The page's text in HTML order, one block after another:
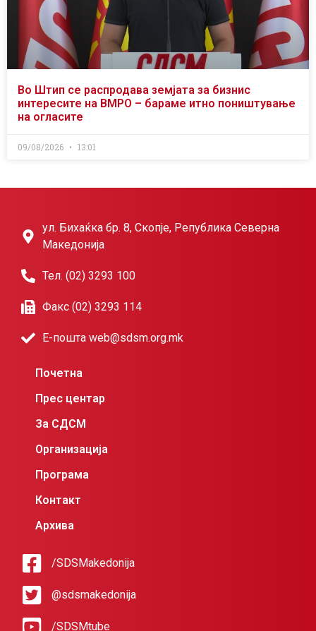
Во Штип се распродава земјата за бизнис
интересите на ВМРО – бараме итно поништување
на огласите
09/08/2026 13:01
ул. Бихаќка бр. 8, Скопје, Република Северна
Македонија
Тел. (02) 3293 100
Факс (02) 3293 114
Е-пошта web@sdsm.org.mk
Почетна
Прес центар
За СДСМ
Организација
Програма
Контакт
Архива
/SDSMakedonija
@sdsmakedonija
/SDSMtube